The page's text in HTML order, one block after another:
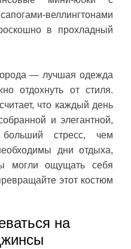
веллингтонами
в прохладный
— лучшая одежда
отдохнуть от стиля.
что каждый день
и элегантной,
стресс, чем
дни отдыха,
могли ощущать себя
этот костюм
на